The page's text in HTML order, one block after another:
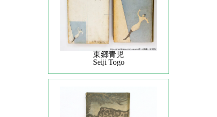
東郷青児
Seiji Togo